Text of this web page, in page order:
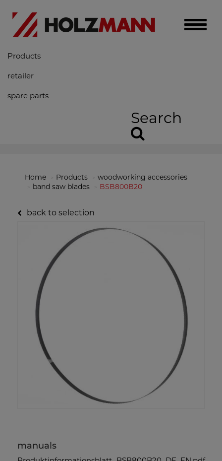
Toggle
Products
retailer
spare parts
Search
Home Products
woodworking accessories
band saw blades
BSB800B20
back to selection
manuals